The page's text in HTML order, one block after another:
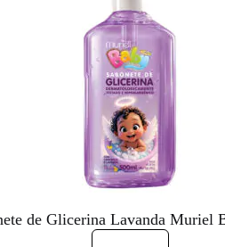
de Glicerina Lavanda Muriel